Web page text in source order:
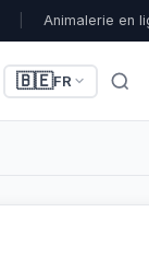
Animalerie en
🇧🇪FR